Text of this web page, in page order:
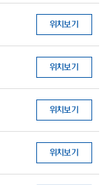
위치보기
위치보기
위치보기
위치보기